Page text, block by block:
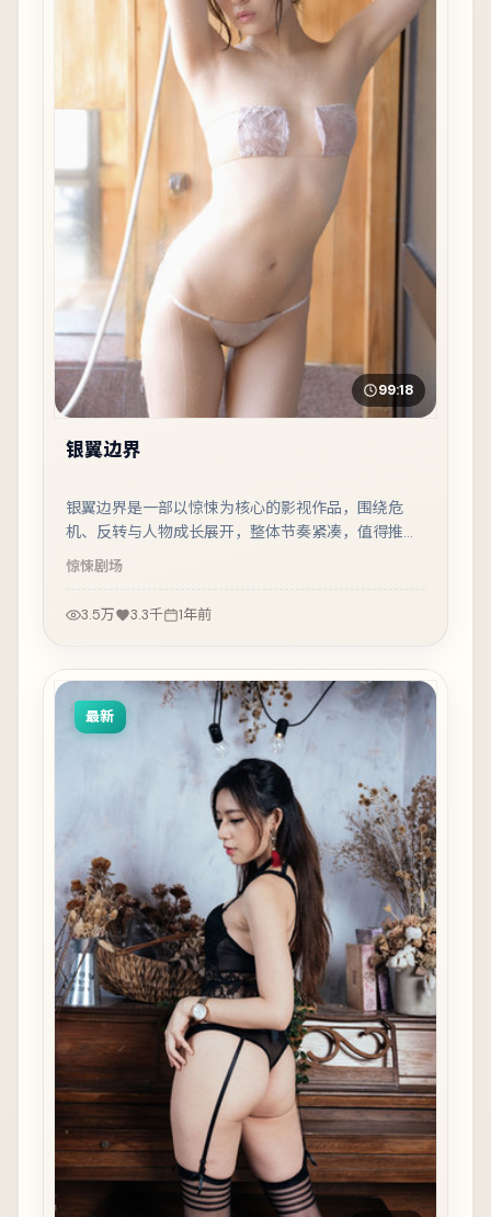
99:18
银翼边界
银翼边界是一部以惊悚为核心的影视作品，围绕危
机、反转与人物成长展开，整体节奏紧凑，值得推荐
观看。
惊悚剧场
3.5万 3.3千 1年前
最新